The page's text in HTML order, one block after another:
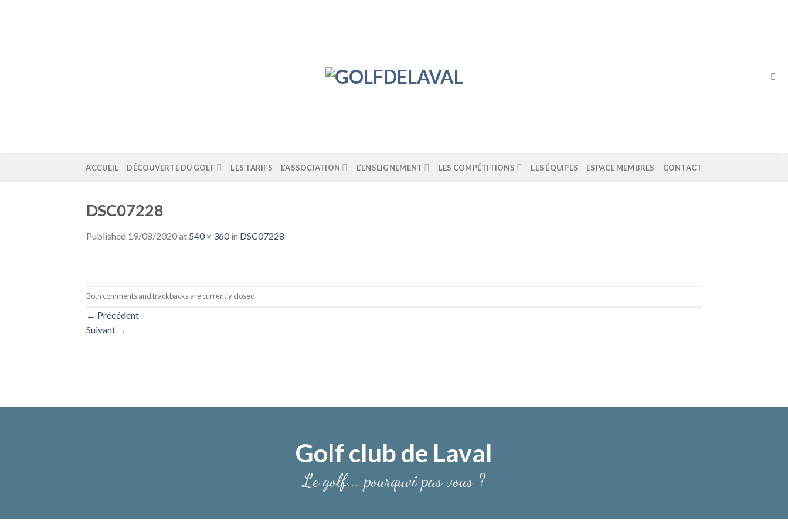
ACCUEIL DÉCOUVERTE DU GOLF LES TARIFS L’ASSOCIATION L’ENSEIGNEMENT LES COMPÉTITIONS LES ÉQUIPES ESPACE MEMBRES CONTACT
DSC07228
Published 19/08/2020at 540 × 360in DSC07228
Both comments and trackbacks are currently closed.
← Précédent
Suivant →
Golf club de Laval
Le golf... pourquoi pas vous ?